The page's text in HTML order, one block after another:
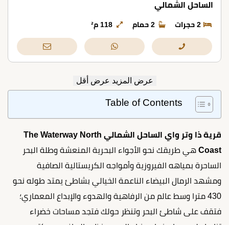
الساحل الشمالي
2 حجرات 2 حمام 118 م²
عرض المزيد عرض أقل
Table of Contents
قرية ذا وتر واي الساحل الشمالي The Waterway North
Coast هي طريقك نحو الأجواء البحرية المنعشة وطلة البحر
الساحرة بمياهه الفيروزية وأمواجه الكريستالية الصافية
ومشهد الرمال البيضاء الناعمة الخيالي بشاطئ يمتد طوله نحو
430 مترا وسط عالم من الرفاهية والهدوء والإبداع المعماري؛
فتقف على شاطئ البحر وتنظر حولك فتجد مساحات خضراء